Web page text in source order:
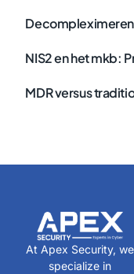
NIS2 en het mkb:
MDR versus
At Apex Security, we
specialize in